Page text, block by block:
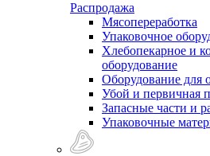
Распродажа
Мясопереработка
Упаковочное
Хлебопекарное и
оборудование
Оборудование для
Убой и первичная
Запасные части и
Упаковочные